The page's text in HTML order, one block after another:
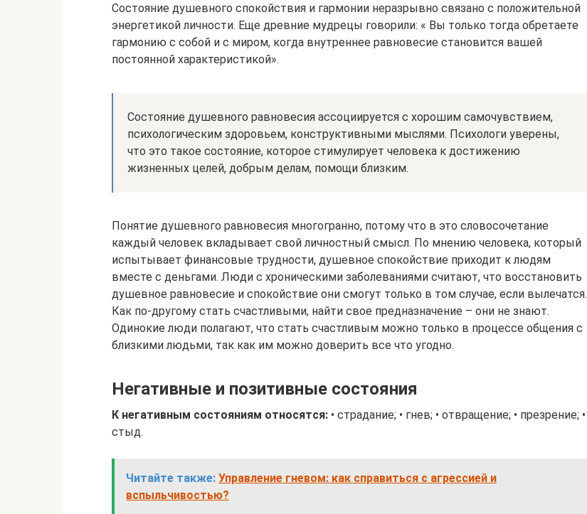
Состояние душевного спокойствия и гармонии неразрывно связано с положительной
энергетикой личности. Еще древние мудрецы говорили: « Вы только тогда обретаете
гармонию с собой и с миром, когда внутреннее равновесие становится вашей
постоянной характеристикой».
Состояние душевного равновесия ассоциируется с хорошим самочувствием,
психологическим здоровьем, конструктивными мыслями. Психологи уверены,
что это такое состояние, которое стимулирует человека к достижению
жизненных целей, добрым делам, помощи близким.
Понятие душевного равновесия многогранно, потому что в это словосочетание
каждый человек вкладывает свой личностный смысл. По мнению человека, который
испытывает финансовые трудности, душевное спокойствие приходит к людям
вместе с деньгами. Люди с хроническими заболеваниями считают, что восстановить
душевное равновесие и спокойствие они смогут только в том случае, если вылечатся.
Как по-другому стать счастливыми, найти свое предназначение – они не знают.
Одинокие люди полагают, что стать счастливым можно только в процессе общения с
близкими людьми, так как им можно доверить все что угодно.
Негативные и позитивные состояния
К негативным состояниям относятся: • страдание; • гнев; • отвращение; • презрение; •
стыд.
Читайте также: Управление гневом: как справиться с агрессией и
вспыльчивостью?